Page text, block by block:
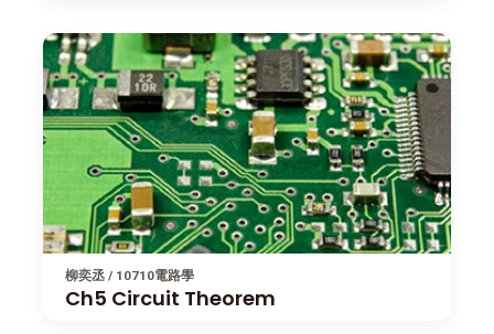
柳奕丞 / 10710電路學
Ch5 Circuit Theorem